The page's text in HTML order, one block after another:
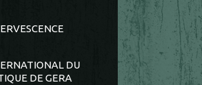
DU
DE GERA